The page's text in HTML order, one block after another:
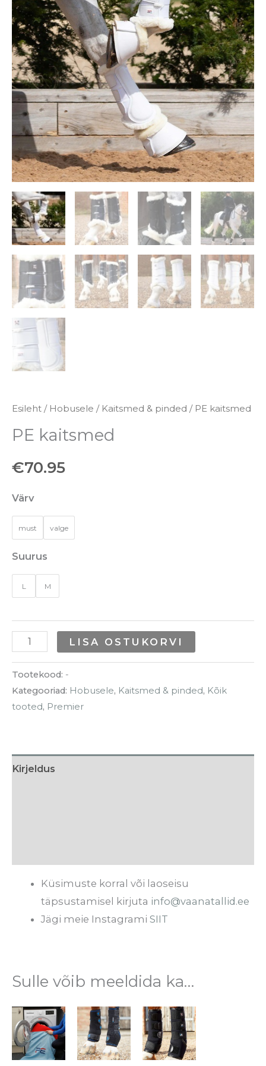
Esileht / Hobusele / Kaitsmed & pinded / PE kaitsmed
PE kaitsmed
€70.95
Värv
must valge
Suurus
L M
LISA OSTUKORVI
Tootekood: -
Kategooriad: Hobusele, Kaitsmed & pinded, Kõik
tooted, Premier
Kirjeldus
Küsimuste korral või laoseisu
täpsustamisel kirjuta info@vaanatallid.ee
Jägi meie InstagramiSIIT
Sulle võib meeldida ka…
Hinnavahemik:
€15.95
kuni
€17.95
Sellel
tootel
on
Sellel
tootel
on
Sellel
tootel
on